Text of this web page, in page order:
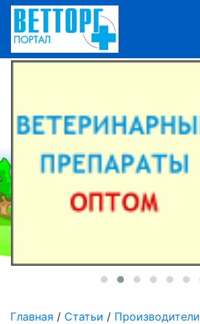
Главная / Статьи / Производители